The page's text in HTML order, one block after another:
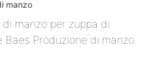
manzo per zuppa di
Produzione di manzo